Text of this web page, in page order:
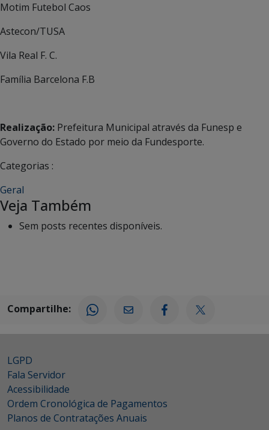
Motim Futebol Caos
Astecon/TUSA
Vila Real F. C.
Família Barcelona F.B
Realização: Prefeitura Municipal através da Funesp e
Governo do Estado por meio da Fundesporte.
Categorias :
Geral
Veja Também
Sem posts recentes disponíveis.
Compartilhe:
LGPD
Fala Servidor
Acessibilidade
Ordem Cronológica de Pagamentos
Planos de Contratações Anuais